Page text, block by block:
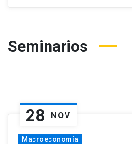
Seminarios
28 NOV
Macroeconomía